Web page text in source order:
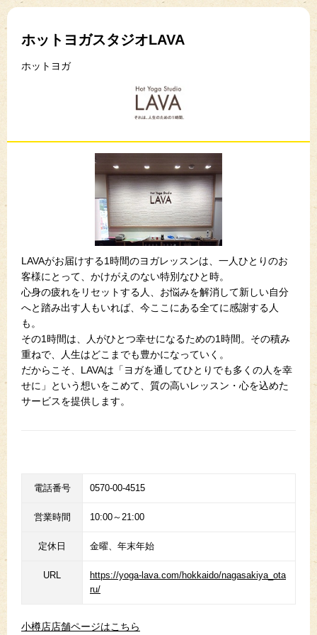
ホットヨガスタジオLAVA
ホットヨガ
LAVAがお届けする1時間のヨガレッスンは、一人ひとりのお
客様にとって、かけがえのない特別なひと時。
心身の疲れをリセットする人、お悩みを解消して新しい自分
へと踏み出す人もいれば、今ここにある全てに感謝する人
も。
その1時間は、人がひとつ幸せになるための1時間。その積み
重ねで、人生はどこまでも豊かになっていく。
だからこそ、LAVAは「ヨガを通してひとりでも多くの人を幸
せに」という想いをこめて、質の高いレッスン・心を込めた
サービスを提供します。
電話番号 0570-00-4515
営業時間 10:00～21:00
定休日 金曜、年末年始
URL
https://yoga-lava.com/hokkaido/nagasakiya_ota
ru/
小樽店店舗ページはこちら